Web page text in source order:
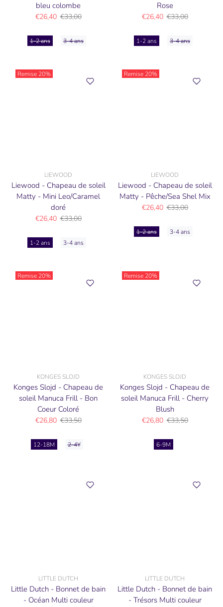
bleu colombe
€26,40 €33,00
1-2 ans 3-4 ans
Rose
€26,40 €33,00
1-2 ans 3-4 ans
Remise 20%
LIEWOOD
Liewood - Chapeau de soleil
Matty - Mini Leo/Caramel
doré
€26,40 €33,00
1-2 ans 3-4 ans
Remise 20%
LIEWOOD
Liewood - Chapeau de soleil
Matty - Pêche/Sea Shel Mix
€26,40 €33,00
1-2 ans 3-4 ans
Remise 20%
KONGES SLOJD
Konges Slojd - Chapeau de
soleil Manuca Frill - Bon
Coeur Coloré
€26,80 €33,50
12-18M 2-4Y
Remise 20%
KONGES SLOJD
Konges Slojd - Chapeau de
soleil Manuca Frill - Cherry
Blush
€26,80 €33,50
6-9M
LITTLE DUTCH
Little Dutch - Bonnet de bain
- Océan Multi couleur
LITTLE DUTCH
Little Dutch - Bonnet de bain
- Trésors Multi couleur